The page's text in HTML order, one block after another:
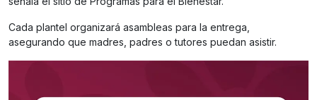
Cada plantel organizará asambleas para la entrega,
asegurando que madres, padres o tutores puedan asistir.